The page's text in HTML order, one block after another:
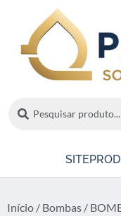
SITE
Início / Bombas /